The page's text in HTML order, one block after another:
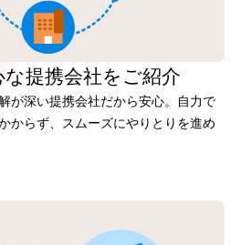
な提携会社を ご紹介
が深い提携会社だから安心。自力で
からず、スムーズにやりとりを進め